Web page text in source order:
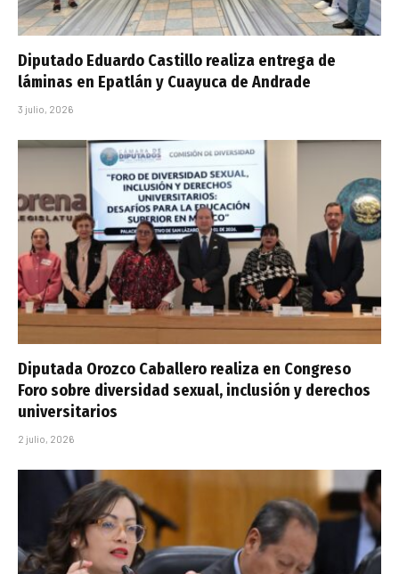
Diputado Eduardo Castillo realiza entrega de
láminas en Epatlán y Cuayuca de Andrade
3 julio, 2026
Diputada Orozco Caballero realiza en Congreso
Foro sobre diversidad sexual, inclusión y derechos
universitarios
2 julio, 2026